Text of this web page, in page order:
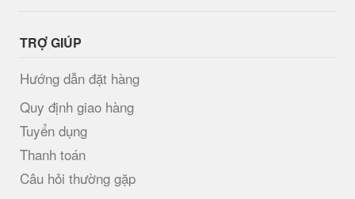
TRỢ GIÚP
Hướng dẫn đặt hàng
Quy định giao hàng
Tuyển dụng
Thanh toán
Câu hỏi thường gặp